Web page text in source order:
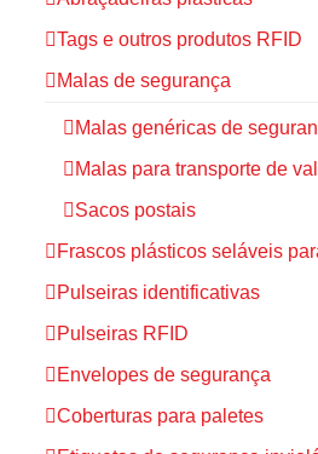
Tags e outros produtos RFID
Malas de segurança
Malas genéricas de
Malas para transporte de
Sacos postais
Frascos plásticos seláveis
Pulseiras identificativas
Pulseiras RFID
Envelopes de segurança
Coberturas para paletes